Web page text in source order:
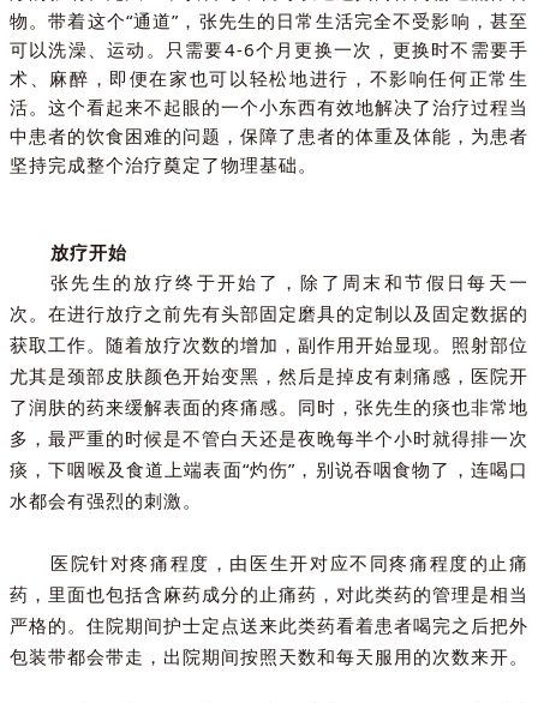
物。带着这个“通道”，张先生的日常生活完全不受影响，甚至
可以洗澡、运动。只需要4-6个月更换一次，更换时不需要手
术、麻醉，即便在家也可以轻松地进行，不影响任何正常生
活。这个看起来不起眼的一个小东西有效地解决了治疗过程当
中患者的饮食困难的问题，保障了患者的体重及体能，为患者
坚持完成整个治疗奠定了物理基础。
放疗开始
张先生的放疗终于开始了 ，除了周末和节假日每天一
次。在进行放疗之前先有头部固定磨具的定制以及固定数据的
获取工作。随着放疗次数的增加，副作用开始显现。照射部位
尤其是颈部皮肤颜色开始变黑，然后是掉皮有刺痛感，医院开
了润肤的药来缓解表面的疼痛感。同时，张先生的痰也非常地
多，最严重的时候是不管白天还是夜晚每半个小时就得排一次
痰，下咽喉及食道上端表面“灼伤”，别说吞咽食物了，连喝口
水都会有强烈的刺激。
医院针对疼痛程度，由医生开对应不同疼痛程度的止痛
药，里面也包括含麻药成分的止痛药，对此类药的管理是相当
严格的。住院期间护士定点送来此类药看着患者喝完之后把外
包装带都会带走，出院期间按照天数和每天服用的次数来开。